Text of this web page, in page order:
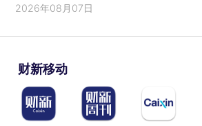
2026年08月07日
财新移动